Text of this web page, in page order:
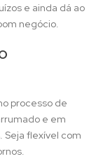
e ainda dá ao
negócio.
processo de
e em
Seja flexível com